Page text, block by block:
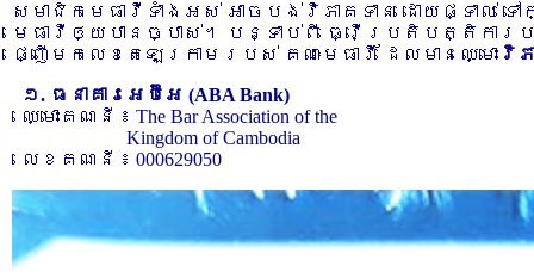
សមាជិកមេធាវីទាំងអស់ អាចបង់វិភាគទាន ដោយផ្ទាល់
មេធាវីឲ្យបានច្បាស់។ បន្ទាប់ពី ធ្វើប្រតិបត្តិកា
ផ្ញើមកលេខតេឡេក្រាមរបស់ គណៈមេធាវី ដែលមានឈ្មោះ វិភ
១. ធនាគារអេប៊ីអេ (ABA Bank)
ឈ្មោះគណនី ៖ The Bar Association of the
Kingdom of Cambodia
លេខគណនី ៖ 000629050